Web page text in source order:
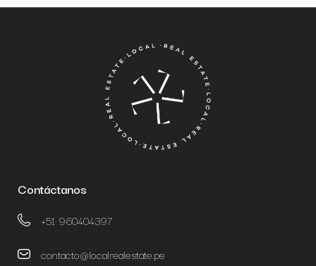
Contáctanos
+51 960404397
contacto@localrealestate.pe